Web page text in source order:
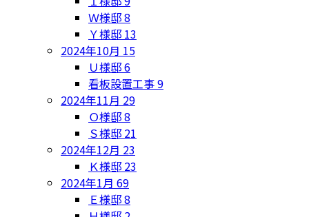
Ｗ様邸8
Ｙ様邸 13
2024年10月 15
Ｕ様邸6
看板設置工事9
2024年11月 29
Ｏ様邸8
Ｓ様邸 21
2024年12月 23
Ｋ様邸 23
2024年1月 69
Ｅ様邸8